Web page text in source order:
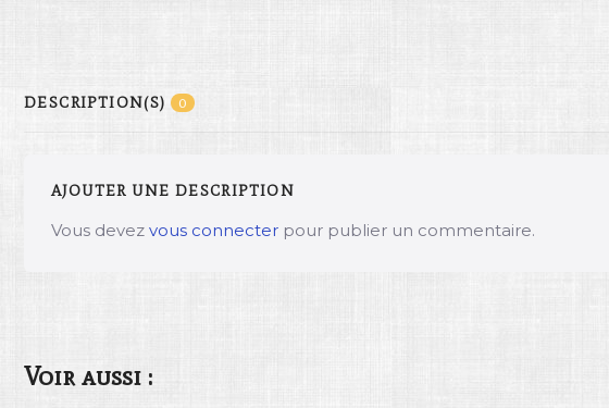
DESCRIPTION(S) 0
AJOUTER UNE DESCRIPTION
Vous devez vous connecter pour publier un commentaire.
Voir aussi :